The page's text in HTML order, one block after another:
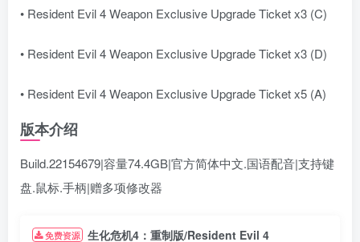
• Resident Evil 4 Weapon Exclusive Upgrade Ticket x3 (C)
• Resident Evil 4 Weapon Exclusive Upgrade Ticket x3 (D)
• Resident Evil 4 Weapon Exclusive Upgrade Ticket x5 (A)
版本介绍
Build.22154679|容量74.4GB|官方简体中文.国语配音|支持键
盘.鼠标.手柄|赠多项修改器
免费资源 生化危机4：重制版/Resident Evil 4